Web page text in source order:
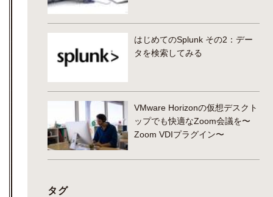
はじめてのSplunk その2：デー
タを検索してみる
VMware Horizonの仮想デスクト
ップでも快適なZoom会議を〜
Zoom VDIプラグイン〜
タグ